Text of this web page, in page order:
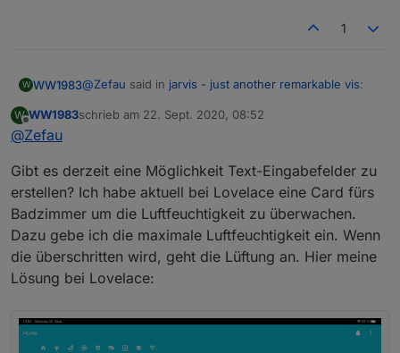
1
W WW1983@Zefau said in jarvis - just another remarkable vis:
direkt Github über die "Katze" (und dort
https://github.com/Zefau/ioBroker.jarvis/tarball/v
1.0.x) oder per Konsoleiobroker url
https://github.com/Zefau/ioBroker.jar
vis/tarball/v1.0.x
Jetzt hat es funktioniert. Danke dir!
W
Offline
WW1983schrieb am 22. Sept. 2020, 08:52
zuletzt editiert von
@Zefau
Gibt es derzeit eine Möglichkeit Text-Eingabefelder zu
erstellen? Ich habe aktuell bei Lovelace eine Card fürs
Badzimmer um die Luftfeuchtigkeit zu überwachen.
Dazu gebe ich die maximale Luftfeuchtigkeit ein. Wenn
die überschritten wird, geht die Lüftung an. Hier meine
Lösung bei Lovelace: